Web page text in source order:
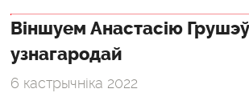
Віншуем Анастасію
узнагародай
6 кастрычніка 2022